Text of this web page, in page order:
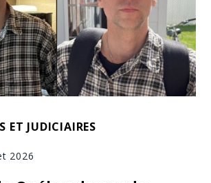
ET JUDICIAIRES
2026